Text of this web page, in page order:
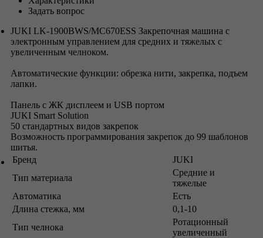
Задать вопрос
JUKI LK-1900BWS/MC670ESS Закрепочная машина с
электронным управлением для средних и тяжелых с
увеличенным челноком.
Автоматические функции: обрезка нити, закрепка, подъем
лапки.
Панель с ЖК дисплеем и USB портом
JUKI Smart Solution
50 стандартных видов закрепок
Возможность программирования закрепок до 99 шаблонов
шитья.
Бренд
JUKI
Тип материала
Средние и
тяжелые
Автоматика
Есть
Длина стежка, мм
0,1-10
Тип челнока
Ротационный
увеличенный